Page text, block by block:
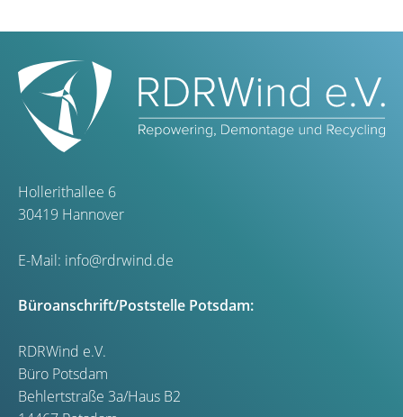
Hollerithallee 6
30419 Hannover
E-Mail: info@rdrwind.de
Büroanschrift/Poststelle Potsdam:
RDRWind e.V.
Büro Potsdam
Behlertstraße 3a/Haus B2